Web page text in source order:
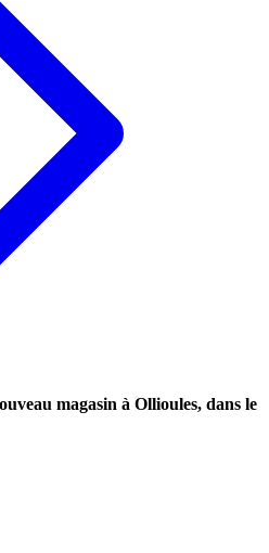
magasin à Ollioules, dans le